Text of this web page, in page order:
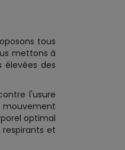
tous
mettons à
élevées des
l'usure
mouvement
optimal
et